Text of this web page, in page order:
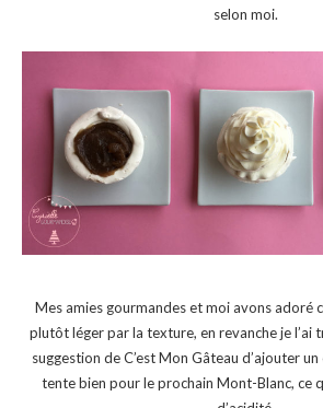
selon moi.
Mes amies gourmandes et moi avons adoré
plutôt léger par la texture, en revanche je l’ai
suggestion de C’est Mon Gâteau d’ajouter
tente bien pour le prochain Mont-Blanc, ce